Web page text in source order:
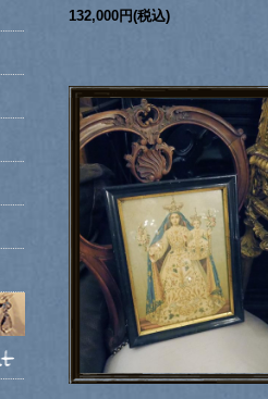
132,000円(税込)